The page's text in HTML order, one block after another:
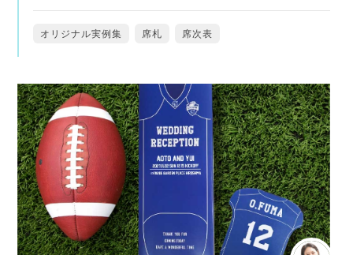
オリジナル実例集 席札 席次表